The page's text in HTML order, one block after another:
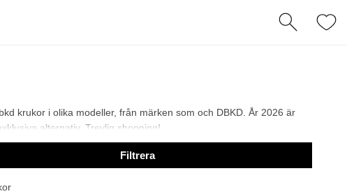
krukor i olika modeller, från märken som och DBKD. År 2026 är
alternativ. Trevlig shopping!
Filtrera